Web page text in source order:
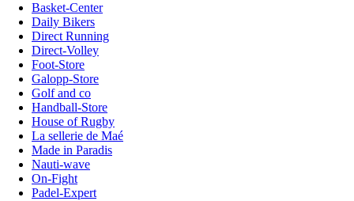
Basket-Center
Daily Bikers
Direct Running
Direct-Volley
Foot-Store
Galopp-Store
Golf and co
Handball-Store
House of Rugby
La sellerie de Maé
Made in Paradis
Nauti-wave
On-Fight
Padel-Expert